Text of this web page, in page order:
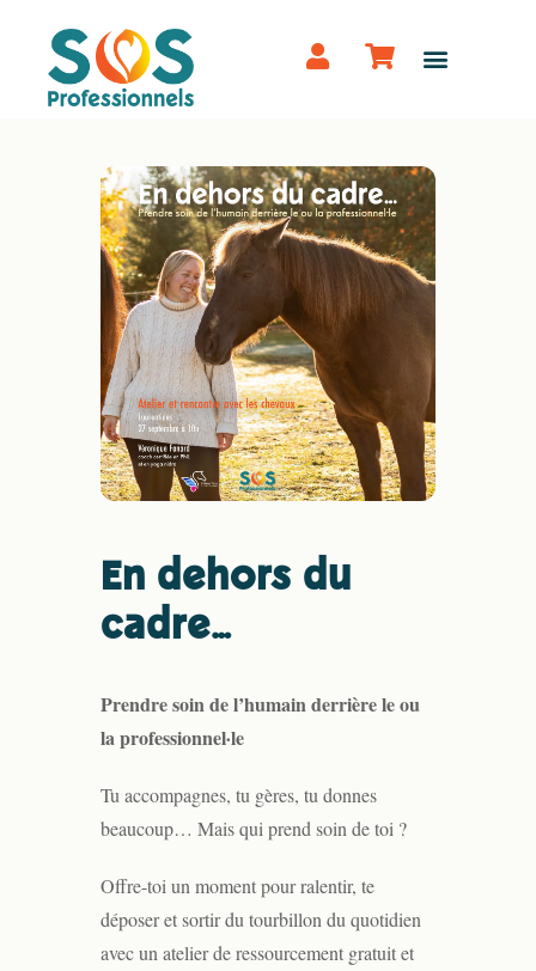
En dehors du
cadre…
Prendre soin de l’humain derrière le ou
la professionnel·le
Tu accompagnes, tu gères, tu donnes
beaucoup… Mais qui prend soin de toi ?
Offre-toi un moment pour ralentir, te
déposer et sortir du tourbillon du quotidien
avec un atelier de ressourcement gratuit et